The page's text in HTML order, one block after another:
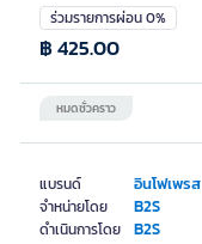
แบรนด์ อินโฟเพรส
จำหน่ายโดย B2S
ดำเนินการโดย B2S
ร่วมรายการผ่อน 0%
หมดชั่วคราว
฿ 425.00